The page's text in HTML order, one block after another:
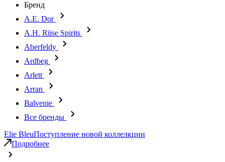
Бренд
A.E. Dor
A.H. Riise Spirits
Aberfeldy
Ardbeg
Arlett
Arran
Balvenie
Все бренды
Elie BleuПоступление новой коллелкции
Подробнее